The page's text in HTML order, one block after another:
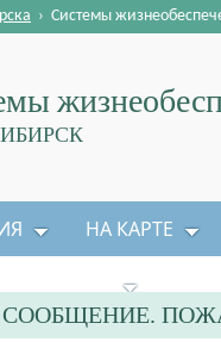
› Системы
НА КАРТЕ